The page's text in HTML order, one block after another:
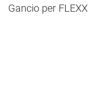
Gancio per FLEXX